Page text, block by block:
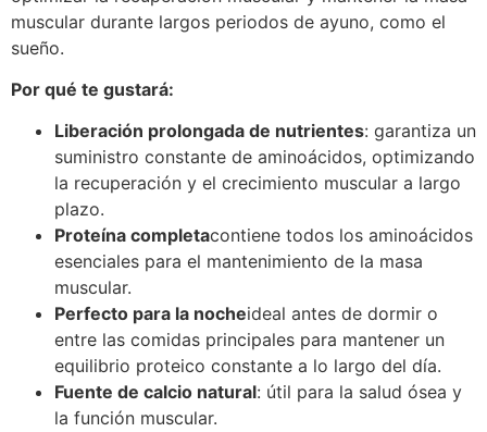
muscular durante largos periodos de ayuno, como el
sueño.
Por qué te gustará:
Liberación prolongada de nutrientes: garantiza un
suministro constante de aminoácidos, optimizando
la recuperación y el crecimiento muscular a largo
plazo.
Proteína completacontiene todos los aminoácidos
esenciales para el mantenimiento de la masa
muscular.
Perfecto para la nocheideal antes de dormir o
entre las comidas principales para mantener un
equilibrio proteico constante a lo largo del día.
Fuente de calcio natural: útil para la salud ósea y
la función muscular.